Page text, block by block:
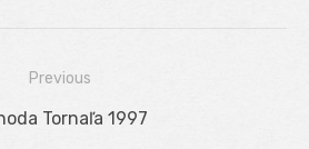
Previous
Tornaľa 1997